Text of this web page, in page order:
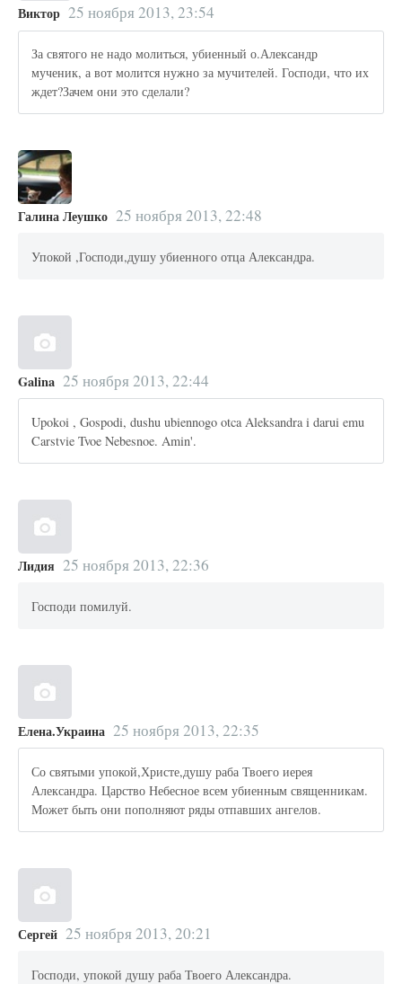
Виктор 25 ноября 2013, 23:54
За святого не надо молиться, убиенный о.Александр
мученик, а вот молится нужно за мучителей. Господи, что их
ждет?Зачем они это сделали?
Галина Леушко 25 ноября 2013, 22:48
Упокой ,Господи,душу убиенного отца Александра.
Galina 25 ноября 2013, 22:44
Upokoi , Gospodi, dushu ubiennogo otca Aleksandra i darui emu
Carstvie Tvoe Nebesnoe. Amin'.
Лидия 25 ноября 2013, 22:36
Господи помилуй.
Елена.Украина 25 ноября 2013, 22:35
Со святыми упокой,Христе,душу раба Твоего иерея
Александра. Царство Небесное всем убиенным священникам.
Может быть они пополняют ряды отпавших ангелов.
Сергей 25 ноября 2013, 20:21
Господи, упокой душу раба Твоего Александра.